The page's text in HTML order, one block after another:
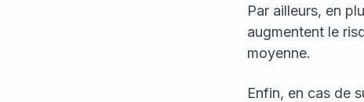
Par ailleurs, en
augmentent le
moyenne.
Enfin, en cas de